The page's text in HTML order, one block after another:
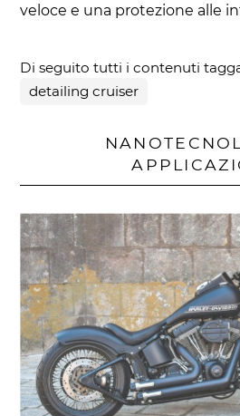
veloce e una protezione alle
Di seguito tutti i contenuti
detailing cruiser